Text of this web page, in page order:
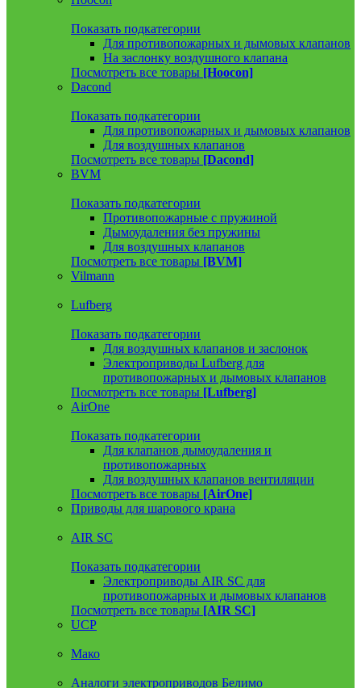
Показать подкатегории
Для противопожарных и дымовых клапанов
На заслонку воздушного клапана
Посмотреть все товары [Hoocon]
Dacond
Показать подкатегории
Для противопожарных и дымовых клапанов
Для воздушных клапанов
Посмотреть все товары [Dacond]
BVM
Показать подкатегории
Противопожарные с пружиной
Дымоудаления без пружины
Для воздушных клапанов
Посмотреть все товары [BVM]
Vilmann
Lufberg
Показать подкатегории
Для воздушных клапанов и заслонок
Электроприводы Lufberg для
противопожарных и дымовых клапанов
Посмотреть все товары [Lufberg]
AirOne
Показать подкатегории
Для клапанов дымоудаления и
противопожарных
Для воздушных клапанов вентиляции
Посмотреть все товары [AirOne]
Приводы для шарового крана
AIR SC
Показать подкатегории
Электроприводы AIR SC для
противопожарных и дымовых клапанов
Посмотреть все товары [AIR SC]
UCP
Мако
Аналоги электроприводов Белимо